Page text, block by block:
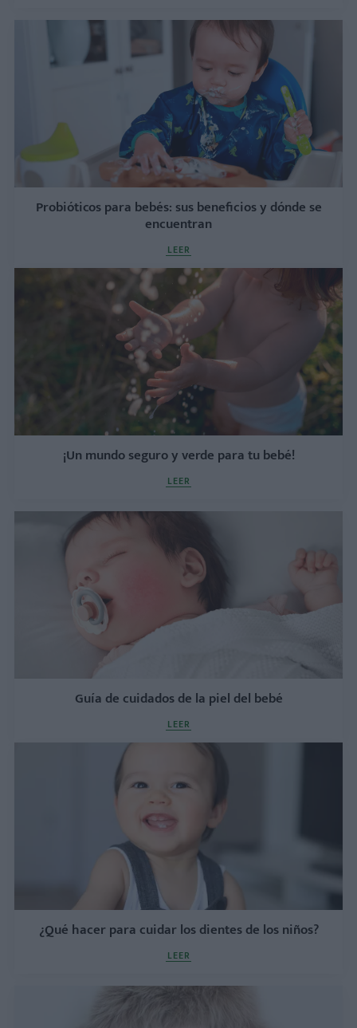
Probióticos para bebés: sus beneficios y dónde se
encuentran
LEER
¡Un mundo seguro y verde para tu bebé!
LEER
Guía de cuidados de la piel del bebé
LEER
¿Qué hacer para cuidar los dientes de los niños?
LEER